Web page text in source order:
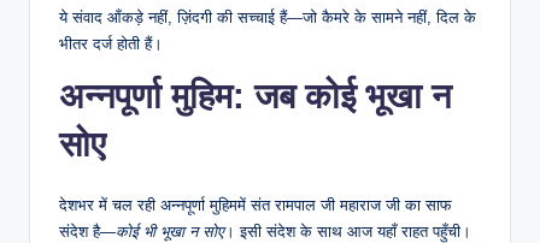
ये संवाद आँकड़े नहीं, ज़िंदगी की सच्चाई हैं—जो कैमरे के सामने नहीं, दिल के
भीतर दर्ज होती हैं।
अन्नपूर्णा मुहिम: जब कोई भूखा न
सोए
देशभर में चल रही अन्नपूर्णा मुहिममें संत रामपाल जी महाराज जी का साफ
संदेश है—कोई भी भूखा न सोए। इसी संदेश के साथ आज यहाँ राहत पहुँची।